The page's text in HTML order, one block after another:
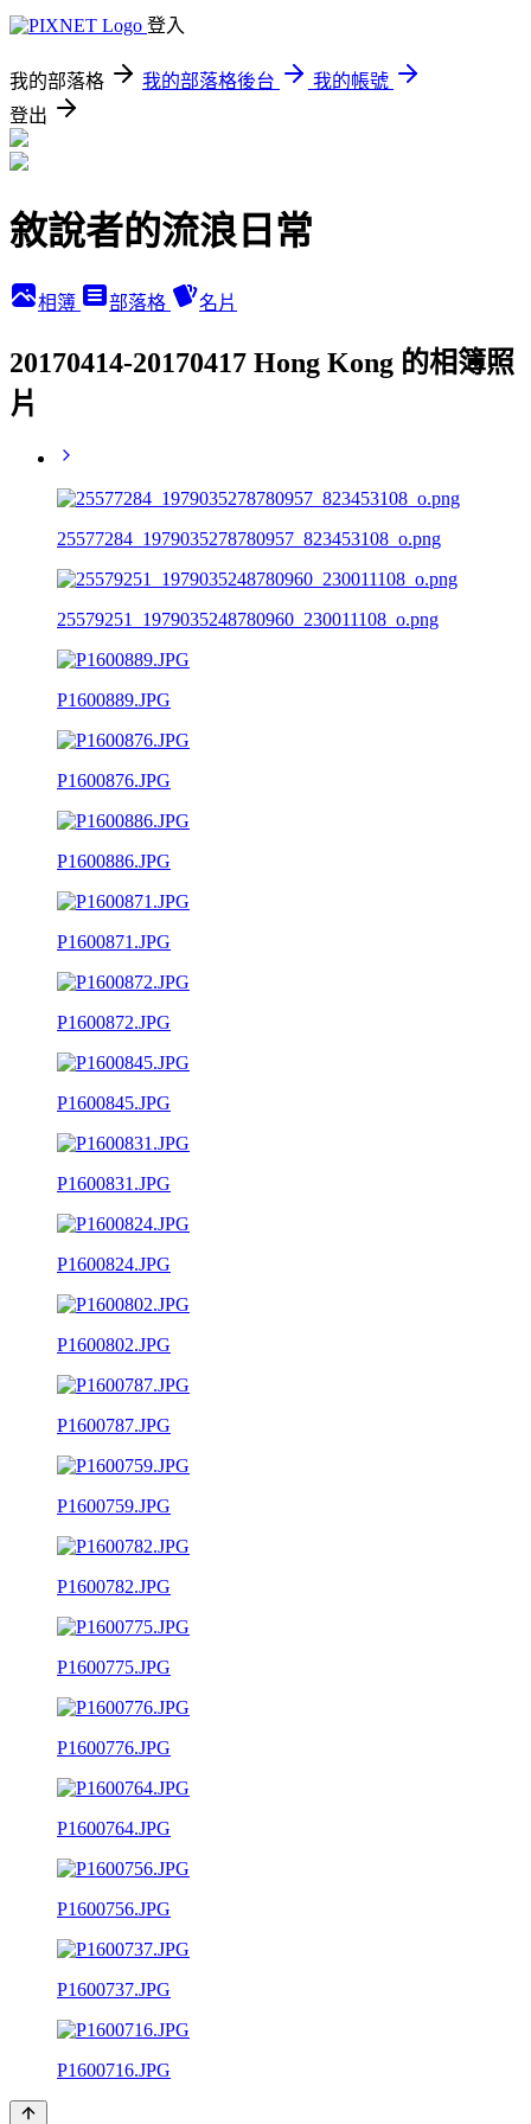
登入
我的部落格 我的部落格後台
我的帳號
登出
敘說者的流浪日常
相簿 部落格 名片
20170414-20170417 Hong Kong 的相簿照
片
25577284_1979035278780957_823453108_o.png
25579251_1979035248780960_230011108_o.png
P1600889.JPG
P1600876.JPG
P1600886.JPG
P1600871.JPG
P1600872.JPG
P1600845.JPG
P1600831.JPG
P1600824.JPG
P1600802.JPG
P1600787.JPG
P1600759.JPG
P1600782.JPG
P1600775.JPG
P1600776.JPG
P1600764.JPG
P1600756.JPG
P1600737.JPG
P1600716.JPG